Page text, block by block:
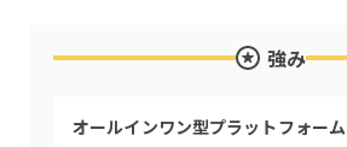
強み
オールインワン型プラットフォーム